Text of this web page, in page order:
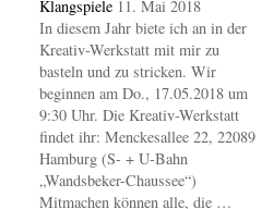
Klangspiele 11. Mai 2018
In diesem Jahr biete ich an in der
Kreativ-Werkstatt mit mir zu
basteln und zu stricken. Wir
beginnen am Do., 17.05.2018 um
9:30 Uhr. Die Kreativ-Werkstatt
findet ihr: Menckesallee 22, 22089
Hamburg (S- + U-Bahn
„Wandsbeker-Chaussee“)
Mitmachen können alle, die …